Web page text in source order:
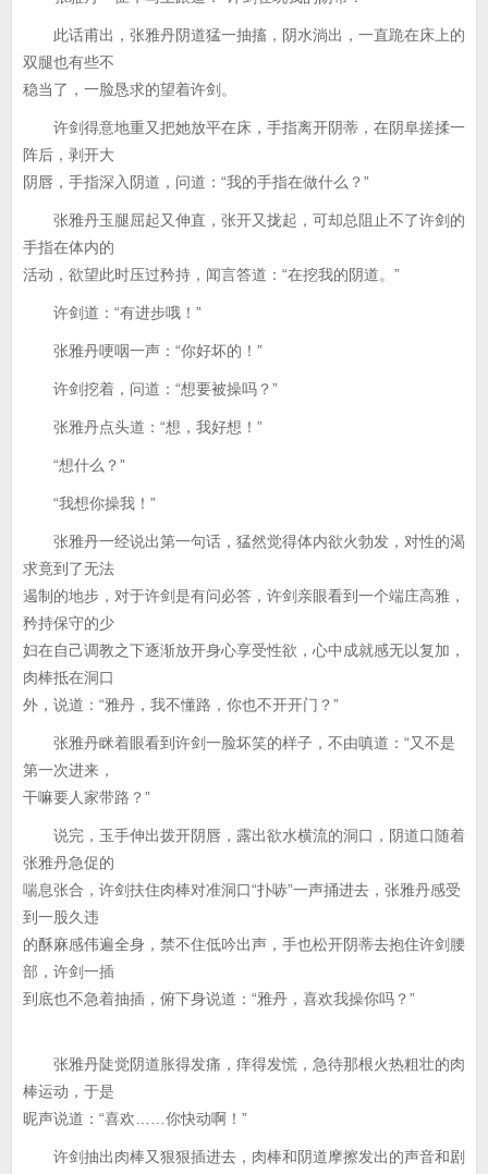
此话甫出，张雅丹阴道猛一抽搐，阴水淌出，一直跪在床上的
双腿也有些不
稳当了，一脸恳求的望着许剑。
许剑得意地重又把她放平在床，手指离开阴蒂，在阴阜搓揉一
阵后，剥开大
阴唇，手指深入阴道，问道：“我的手指在做什么？”
张雅丹玉腿屈起又伸直，张开又拢起，可却总阻止不了许剑的
手指在体内的
活动，欲望此时压过矜持，闻言答道：“在挖我的阴道。”
许剑道：“有进步哦！”
张雅丹哽咽一声：“你好坏的！”
许剑挖着，问道：“想要被操吗？”
张雅丹点头道：“想，我好想！”
“想什么？”
“我想你操我！”
张雅丹一经说出第一句话，猛然觉得体内欲火勃发，对性的渴
求竟到了无法
遏制的地步，对于许剑是有问必答，许剑亲眼看到一个端庄高雅，
矜持保守的少
妇在自己调教之下逐渐放开身心享受性欲，心中成就感无以复加，
肉棒抵在洞口
外，说道：“雅丹，我不懂路，你也不开开门？”
张雅丹眯着眼看到许剑一脸坏笑的样子，不由嗔道：“又不是
第一次进来，
干嘛要人家带路？”
说完，玉手伸出拨开阴唇，露出欲水横流的洞口，阴道口随着
张雅丹急促的
喘息张合，许剑扶住肉棒对准洞口“扑哧”一声捅进去，张雅丹感受
到一股久违
的酥麻感伟遍全身，禁不住低吟出声，手也松开阴蒂去抱住许剑腰
部，许剑一插
到底也不急着抽插，俯下身说道：“雅丹，喜欢我操你吗？”
张雅丹陡觉阴道胀得发痛，痒得发慌，急待那根火热粗壮的肉
棒运动，于是
昵声说道：“喜欢……你快动啊！”
许剑抽出肉棒又狠狠插进去，肉棒和阴道摩擦发出的声音和剧